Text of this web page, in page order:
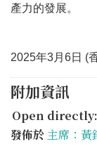
產力的發展。
2025年3月6日 (
附加資訊
Open directly:
發佈於 主席：黃